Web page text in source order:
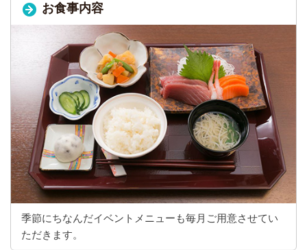
お食事内容
季節にちなんだイベントメニューも毎月ご用意させてい
ただきます。